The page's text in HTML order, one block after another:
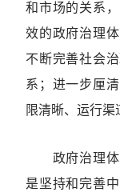
和市场的关系
效的政府治理
不断完善社会
系；进一步厘
限清晰、运行渠
政府治理体
是坚持和完善